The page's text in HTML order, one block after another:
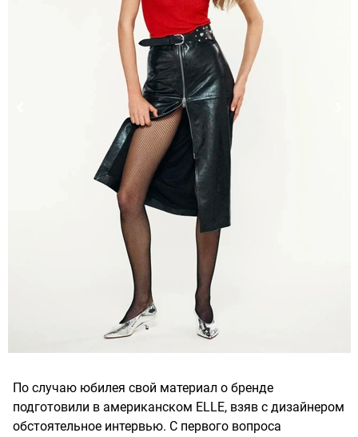
По случаю юбилея свой материал о бренде
подготовили в американском ELLE, взяв с дизайнером
обстоятельное интервью. С первого вопроса